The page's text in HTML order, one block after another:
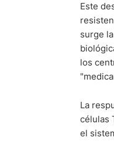
Este
surge
los
La
células
el